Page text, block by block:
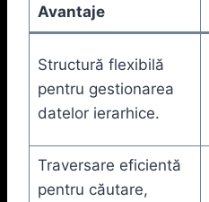
Avantaje
Structură flexibilă
pentru gestionarea
datelor ierarhice.
Traversare eficientă
pentru căutare,